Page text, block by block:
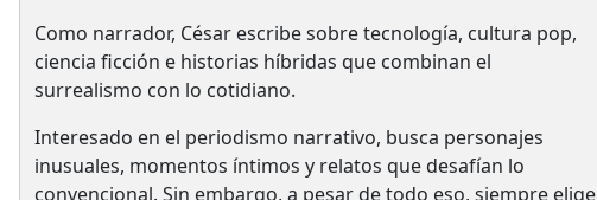
Como narrador, César escribe sobre tecnología, cultura pop,
ciencia ficción e historias híbridas que combinan el
surrealismo con lo cotidiano.
Interesado en el periodismo narrativo, busca personajes
inusuales, momentos íntimos y relatos que desafían lo
convencional. Sin embargo, a pesar de todo eso, siempre elige